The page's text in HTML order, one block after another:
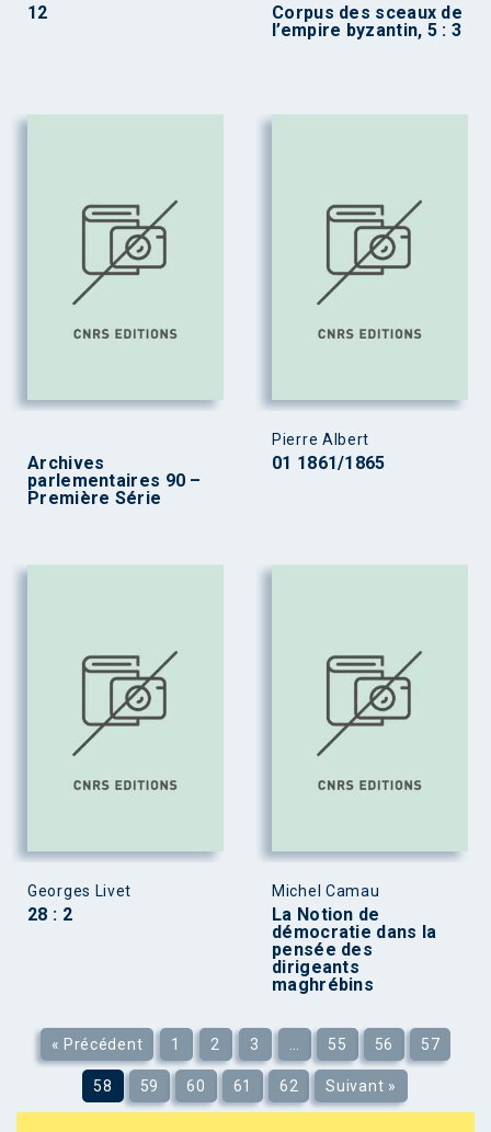
12
Corpus des sceaux de
l’empire byzantin, 5 : 3
Archives
parlementaires 90 –
Première Série
Pierre Albert
01 1861/1865
Georges Livet
28 : 2
Michel Camau
La Notion de
démocratie dans la
pensée des
dirigeants
maghrébins
« Précédent 1 2 3 55 56 57
58 59 60 61 62 Suivant »